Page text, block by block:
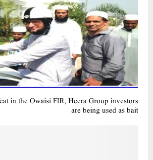
in the Owaisi FIR, Heera Group investors
are being used as bait